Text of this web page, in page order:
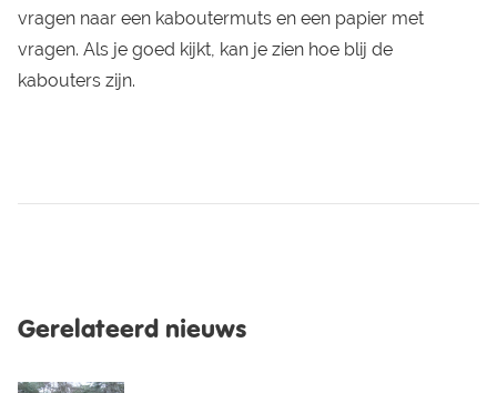
vragen naar een kaboutermuts en een papier met
vragen. Als je goed kijkt, kan je zien hoe blij de
kabouters zijn.
Gerelateerd nieuws